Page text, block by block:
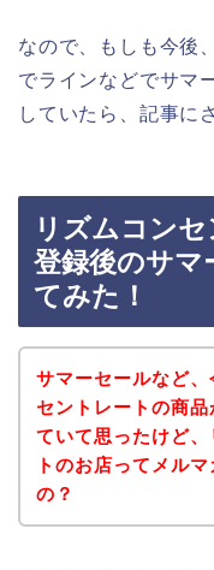
なので、もしも今後
でラインなどでサマ
していたら、記事に
リズムコン
登録後のサマ
てみた！
サマーセールなど
セントレートの商
ていて思ったけど
トのお店ってメル
の？